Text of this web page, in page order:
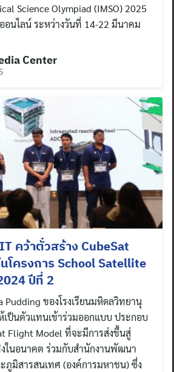
Science Olympiad (IMSO) 2025
อนไลน์ ระหว่างวันที่ 14-22 มีนาคม
Center
คว้าตั๋วสร้าง CubeSat
โครงการ School Satellite
ปีที่ 2
ของโรงเรียนมหิดลวิทยานุ
เป็นตัวแทนเข้าร่วมออกแบบ ประกอบ
Flight Model ที่จะมีการส่งขึ้นสู่
ในอนาคต ร่วมกับสำนักงานพัฒนา
ภูมิสารสนเทศ (องค์การมหาชน) ซึ่ง